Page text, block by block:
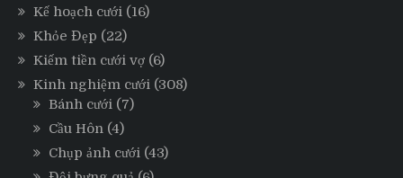
Kế hoạch cưới (16)
Khỏe Đẹp (22)
Kiếm tiền cưới vợ (6)
Kinh nghiệm cưới (308)
Bánh cưới (7)
Cầu Hôn (4)
Chụp ảnh cưới (43)